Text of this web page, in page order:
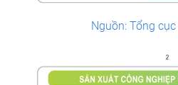
Nguồn: Tổng